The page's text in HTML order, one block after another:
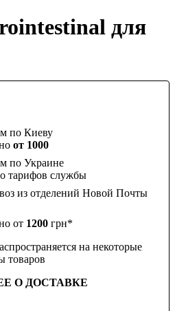
для
по Киеву
от 1000
по Украине
тарифов службы
из отделений Новой Почты
от 1200 грн*
на некоторые
товаров
О ДОСТАВКЕ